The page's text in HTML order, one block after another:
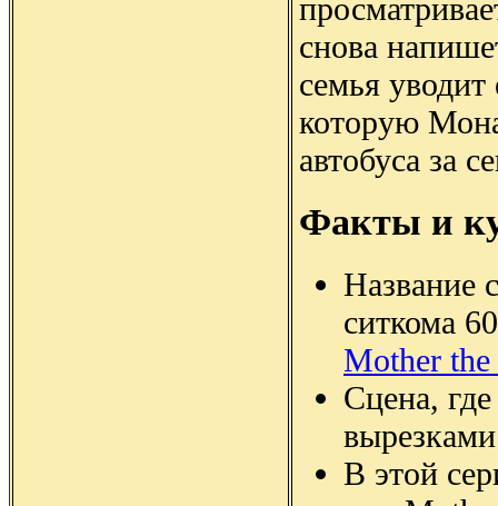
снова
семья уводит
которую
автобуса за
Факты и
Название
ситкома
Mother the
Сцена,
В этой